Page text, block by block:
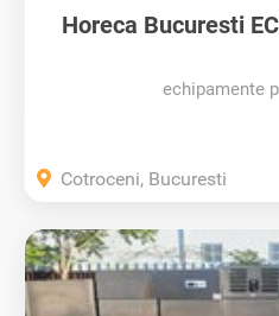
Horeca Bucuresti
echipamente
Cotroceni, Bucuresti